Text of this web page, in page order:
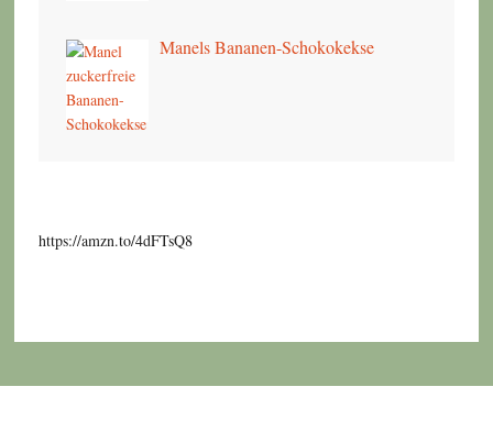
Manels Bananen-Schokokekse
https://amzn.to/4dFTsQ8